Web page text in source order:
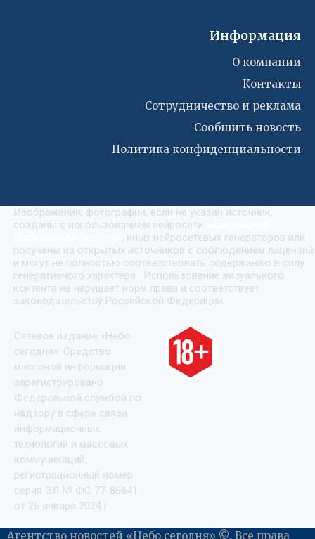
Информация
О компании
Контакты
Сотрудничество и реклама
Сообшить новость
Политика конфиденциальности
Изображения, фотографии, если не указан источник,
созданы с использованием нейросети
, иных нейросетевых генераторов или
получены из открытых источников с соблюдением лицензий
и могут не полностью соответствовать содержанию в силу
генеративного характера. Использование визуального
контента не нарушает норм права и соответствует
законодательству Российской Федерации.
Сетевое издание «Небо
сегодня». Средство
массовой информации
зарегистрировано
Федеральной службой по
надзору в сфере связи,
информационных
технологий и массовых
коммуникаций,
регистрационный номер
серия ЭЛ № ФС 77-86641
от 26 января 2024 г.
Агентство новостей «Небо сегодня» ©. Все права